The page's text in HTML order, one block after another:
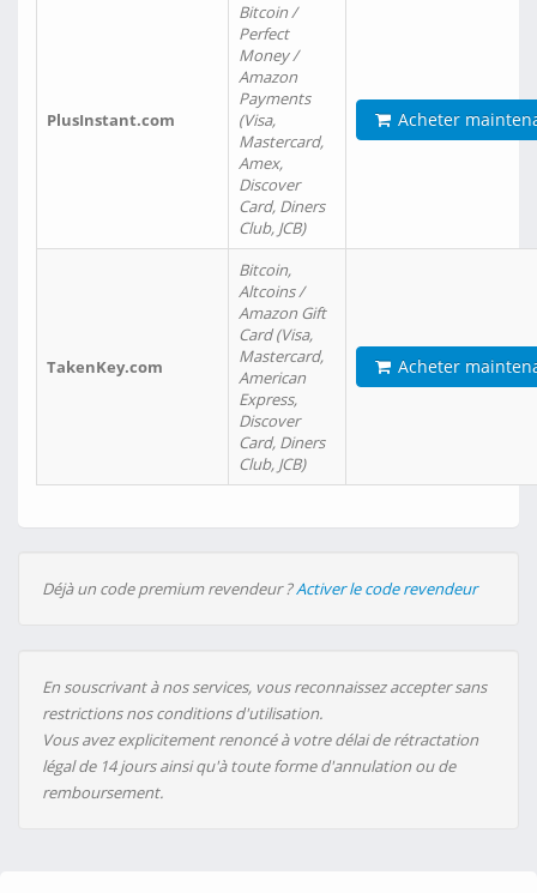
PlusInstant.com
Bitcoin /
Perfect
Money /
Amazon
Payments
(Visa,
Mastercard,
Amex,
Discover
Card, Diners
Club, JCB)
Acheter
TakenKey.com
Bitcoin,
Altcoins /
Amazon Gift
Card (Visa,
Mastercard,
American
Express,
Discover
Card, Diners
Club, JCB)
Acheter
Déjà un code premium revendeur ?Activer le code revendeur
En souscrivant à nos services, vous reconnaissez accepter sans
restrictions nos conditions d'utilisation.
Vous avez explicitement renoncé à votre délai de rétractation
légal de 14 jours ainsi qu'à toute forme d'annulation ou de
remboursement.